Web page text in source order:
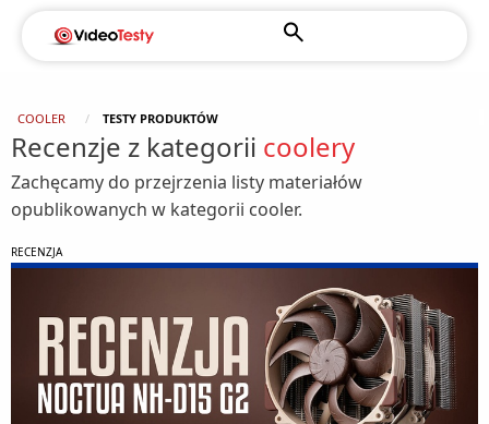
COOLER TESTY PRODUKTÓW
Recenzje z kategorii coolery
Zachęcamy do przejrzenia listy materiałów
opublikowanych w kategorii cooler.
RECENZJA